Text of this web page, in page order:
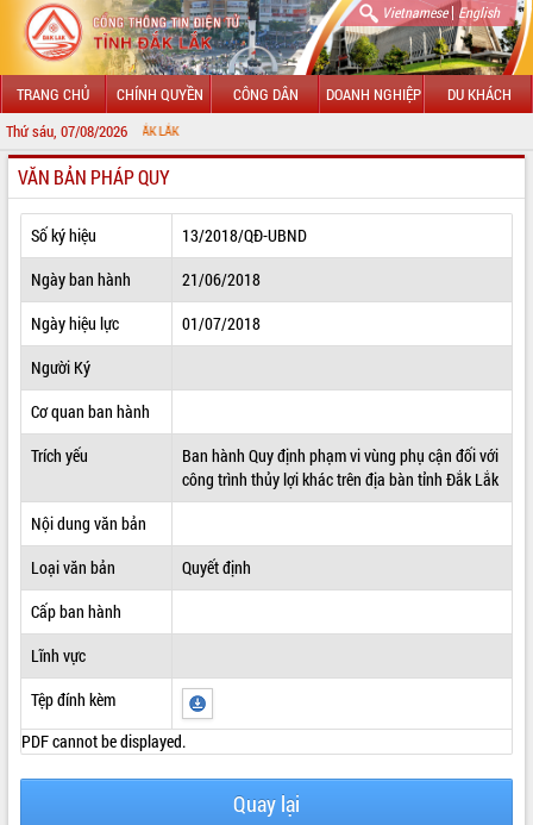
Vietnamese| English
TRANG CHỦ CHÍNH QUYỀN CÔNG DÂN DOANH NGHIỆP DU KHÁCH
Thứ sáu, 07/08/2026
GIỚI THIỆU
LÃNH ĐẠO UBND TỈNH
TIN TỨC SỰ KIỆN
SỞ, BAN, NGÀNH
UBND CÁC XÃ, PHƯỜNG
THÔNG TIN CHỈ ĐẠO ĐIỀU HÀNH
HỆ THỐNG VĂN BẢN
VĂN BẢN HĐND TỈNH
ĐIỂM TIN VĂN BẢN
QUY HOẠCH - KẾ HOẠCH
VĂN BẢN PHÁP QUY
Số ký hiệu
13/2018/QĐ-UBND
Ngày ban hành
21/06/2018
Ngày hiệu lực
01/07/2018
Người Ký
Cơ quan ban hành
Trích yếu
Ban hành Quy định phạm vi vùng phụ cận đối với
công trình thủy lợi khác trên địa bàn tỉnh Đắk Lắk
Nội dung văn bản
Loại văn bản
Quyết định
Cấp ban hành
Lĩnh vực
Tệp đính kèm
PDF cannot be displayed.
Quay lại